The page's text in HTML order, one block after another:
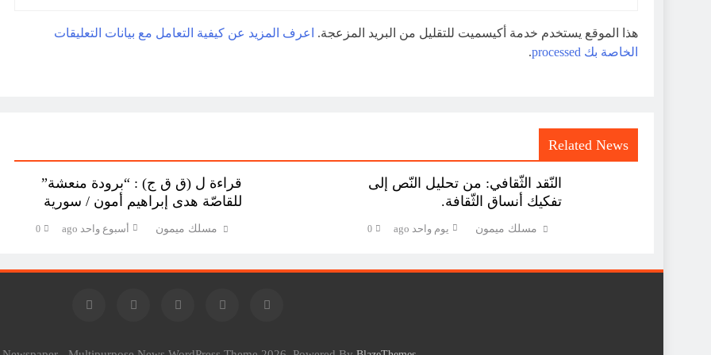
هذا الموقع يستخدم خدمة أكيسميت للتقليل من البريد المزعجة.
اعرف المزيد عن كيفية التعامل مع بيانات التعليقات
الخاصة بك processed
.
Related News
النّقد الثّقافي: من تحليل النّص إلى
تفكيك أنساق الثّقافة.
مسلك ميمون يوم واحد ago 0
قراءة ل (ق ق ج) : “برودة منعشة”
للقاصّة هدى إبراهيم أمون / سورية
مسلك ميمون أسبوع واحد ago 0